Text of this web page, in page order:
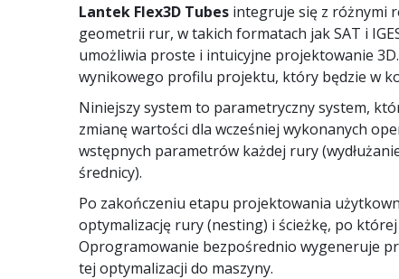
Lantek Flex3D Tubes integruje się z różnymi
geometrii rur, w takich formatach jak SAT i
umożliwia proste i intuicyjne projektowanie
wynikowego profilu projektu, który będzie w
Niniejszy system to parametryczny system,
zmianę wartości dla wcześniej wykonanych
wstępnych parametrów każdej rury
średnicy).
Po zakończeniu etapu projektowania
optymalizację rury (nesting) i ścieżkę, po której
Oprogramowanie bezpośrednio wygeneruje
tej optymalizacji do maszyny.